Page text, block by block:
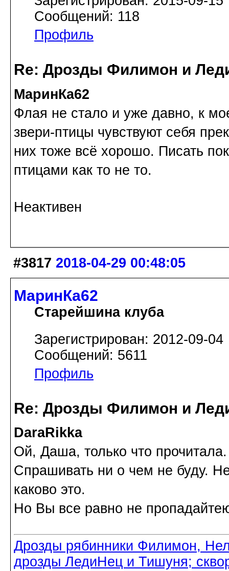
Сообщений: 118
Профиль
Re: Дрозды Филимон и
МаринКа62
Флая не стало и уже давно, к
звери-птицы чувствуют себя
них тоже всё хорошо. Писать
птицами как то не то.
Неактивен
#3817 2018-04-29 00:48:05
МаринКа62
Старейшина клуба
Зарегистрирован: 2012-09-04
Сообщений: 5611
Профиль
Re: Дрозды Филимон и
DaraRikka
Ой, Даша, только что
Спрашивать ни о чем не буду.
каково это.
Но Вы все равно не
Дрозды рябинники Филимон,
дрозды ЛедиНец и Тишуня;